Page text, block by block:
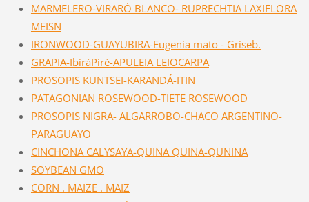
MARMELERO-VIRARÓ BLANCO- RUPRECHTIA LAXIFLORA
MEISN
IRONWOOD-GUAYUBIRA-Eugenia mato - Griseb.
GRAPIA-IbiráPiré-APULEIA LEIOCARPA
PROSOPIS KUNTSEI-KARANDÁ-ITIN
PATAGONIAN ROSEWOOD-TIETE ROSEWOOD
PROSOPIS NIGRA- ALGARROBO-CHACO ARGENTINO-
PARAGUAYO
CINCHONA CALYSAYA-QUINA QUINA-QUNINA
SOYBEAN GMO
CORN . MAIZE . MAIZ